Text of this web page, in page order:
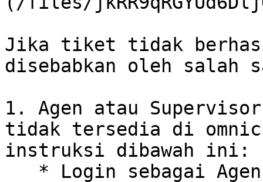
Jika tiket tidak
disebabkan oleh salah
1. Agen atau
tidak tersedia di
instruksi dibawah ini: